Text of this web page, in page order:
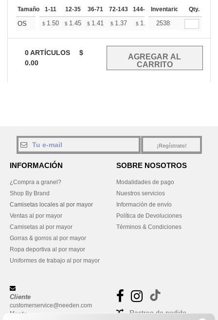
Tamaño 1-11 12-35 36-71 72-143 144-287 288 + Mas
Inventario Qty.
OS $ 1.50 $ 1.45 $ 1.41 $ 1.37 $ 1.32 $1.30
2538
0ARTÍCULOS
$
0.00
¡Regístrate!
INFORMACIÓN
¿Compra a granel?
Shop By Brand
Camisetas locales al por mayor
Ventas al por mayor
Camisetas al por mayor
Gorras & gorros al por mayor
Ropa deportiva al por mayor
Uniformes de trabajo al por mayor
SOBRE NOSOTROS
Modalidades de pago
Nuestros servicios
Información de envío
Política de Devoluciones
Términos & Condiciones
Cliente
customerservice@needen.com
Venta Rastreo de pedido